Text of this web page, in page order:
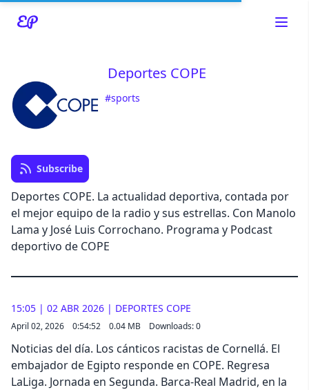
Read about our content policies
Deportes COPE
#sports
Subscribe
Deportes COPE. La actualidad deportiva, contada por
el mejor equipo de la radio y sus estrellas. Con Manolo
Lama y José Luis Corrochano. Programa y Podcast
deportivo de COPE
15:05 | 02 ABR 2026 | DEPORTES COPE
April 02, 2026 0:54:52 0.04 MB Downloads: 0
Noticias del día. Los cánticos racistas de Cornellá. El
embajador de Egipto responde en COPE. Regresa
LaLiga. Jornada en Segunda. Barca-Real Madrid, en la